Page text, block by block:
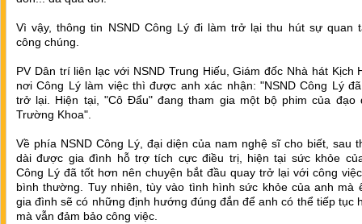
Vì vậy, thông tin NSND Công Lý đi làm trở lại thu hút sự quan
công chúng.
PV Dân trí liên lạc với NSND Trung Hiếu, Giám đốc Nhà hát Kịch
nơi Công Lý làm việc thì được anh xác nhận: "NSND Công Lý
trở lại. Hiện tại, "Cô Đẩu" đang tham gia một bộ phim của đạo
Trường Khoa".
Về phía NSND Công Lý, đại diện của nam nghệ sĩ cho biết, sau
dài được gia đình hỗ trợ tích cực điều trị, hiện tại sức khỏe
Công Lý đã tốt hơn nên chuyện bắt đầu quay trở lại với công
bình thường. Tuy nhiên, tùy vào tình hình sức khỏe của anh mà
gia đình sẽ có những định hướng đúng đắn để anh có thể tiếp tục
mà vẫn đảm bảo công việc.